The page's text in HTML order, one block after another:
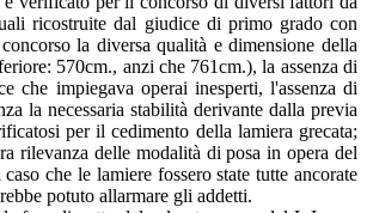
ricostruite dal giudice di primo grado con
la diversa qualità e dimensione della
570cm., anzi che 761cm.), la assenza di
che impiegava operai inesperti, l'assenza di
la necessaria stabilità derivante dalla previa
per il cedimento della lamiera grecata;
rilevanza delle modalità di posa in opera del
che le lamiere fossero state tutte ancorate
potuto allarmare gli addetti.